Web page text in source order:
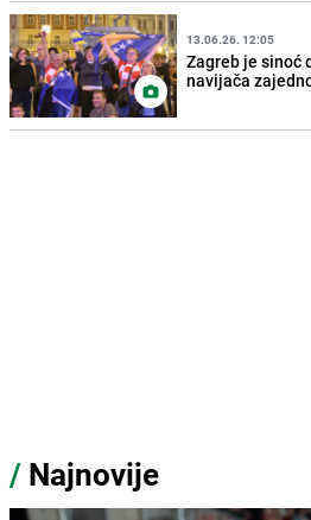
13.06.26. 12:05
Zagreb je sinoć
navijača
/ Najnovije